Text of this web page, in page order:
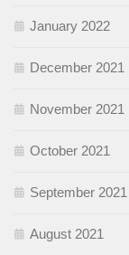
January 2022
December 2021
November 2021
October 2021
September 2021
August 2021